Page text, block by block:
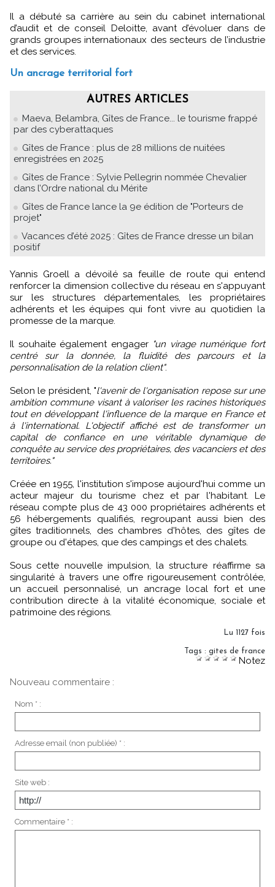
Il a débuté sa carrière au sein du cabinet international
d’audit et de conseil Deloitte, avant d’évoluer dans de
grands groupes internationaux des secteurs de l’industrie
et des services.
Un ancrage territorial fort
AUTRES ARTICLES
Maeva, Belambra, Gîtes de France... le tourisme frappé
par des cyberattaques
Gîtes de France : plus de 28 millions de nuitées
enregistrées en 2025
Gîtes de France : Sylvie Pellegrin nommée Chevalier
dans l’Ordre national du Mérite
Gîtes de France lance la 9e édition de "Porteurs de
projet"
Vacances d’été 2025 : Gîtes de France dresse un bilan
positif
Yannis Groell a dévoilé sa feuille de route qui entend
renforcer la dimension collective du réseau en s'appuyant
sur les structures départementales, les propriétaires
adhérents et les équipes qui font vivre au quotidien la
promesse de la marque.
Il souhaite également engager "un virage numérique fort
centré sur la donnée, la fluidité des parcours et la
personnalisation de la relation client".
Selon le président, "l'avenir de l'organisation repose sur une
ambition commune visant à valoriser les racines historiques
tout en développant l'influence de la marque en France et
à l'international. L'objectif affiché est de transformer un
capital de confiance en une véritable dynamique de
conquête au service des propriétaires, des vacanciers et des
territoires."
Créée en 1955, l'institution s'impose aujourd'hui comme un
acteur majeur du tourisme chez et par l'habitant. Le
réseau compte plus de 43 000 propriétaires adhérents et
56 hébergements qualifiés, regroupant aussi bien des
gîtes traditionnels, des chambres d'hôtes, des gîtes de
groupe ou d'étapes, que des campings et des chalets.
Sous cette nouvelle impulsion, la structure réaffirme sa
singularité à travers une offre rigoureusement contrôlée,
un accueil personnalisé, un ancrage local fort et une
contribution directe à la vitalité économique, sociale et
patrimoine des régions.
Lu 1127 fois
Tags : gites de france
Notez
Nouveau commentaire :
Nom * :
Adresse email (non publiée) * :
Site web :
Commentaire * :